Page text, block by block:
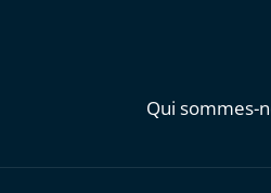
Qui sommes-